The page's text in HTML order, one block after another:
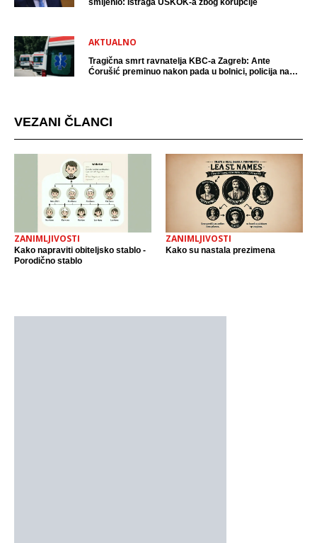
smijenio: Istraga USKOK-a zbog korupcije
AKTUALNO
Tragična smrt ravnatelja KBC-a Zagreb: Ante
Ćorušić preminuo nakon pada u bolnici, policija na
VEZANI ČLANCI
ZANIMLJIVOSTI
Kako napraviti obiteljsko stablo -
Porodično stablo
ZANIMLJIVOSTI
Kako su nastala prezimena